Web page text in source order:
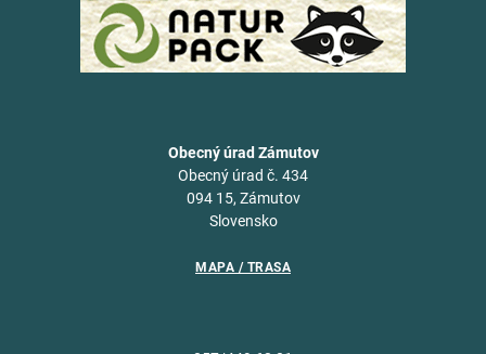
Obecný úrad Zámutov
Obecný úrad č. 434
094 15, Zámutov
Slovensko
MAPA / TRASA